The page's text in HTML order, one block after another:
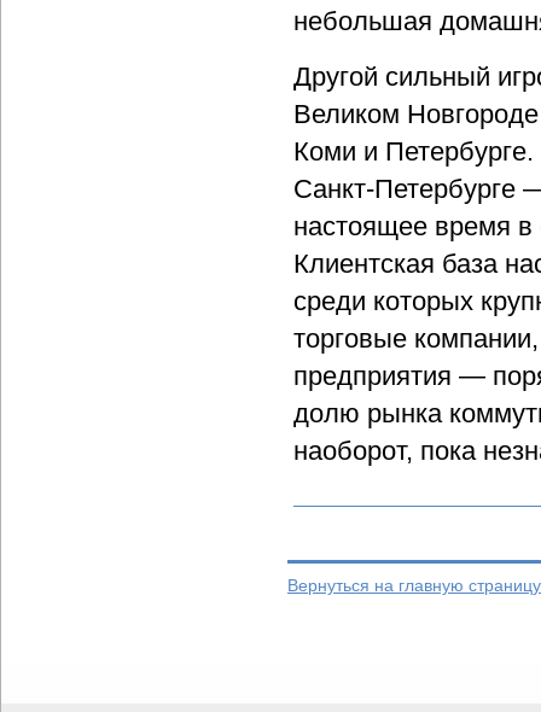
небольшая
Другой сильный
Великом
Коми и
Санкт-Петербурге
настоящее время в
Клиентская база
среди которых
торговые
предприятия —
долю рынка
наоборот, пока
Вернуться на главную